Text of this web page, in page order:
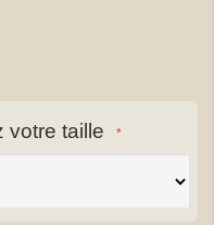
votre taille